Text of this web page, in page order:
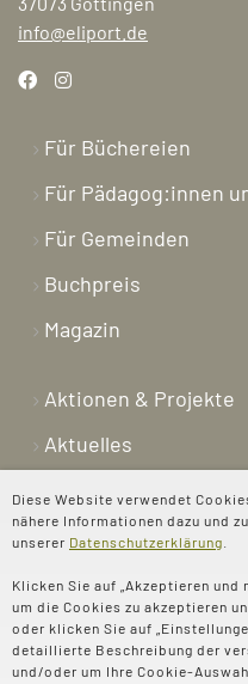
Diese Website verwendet
nähere Informationen dazu und
unserer Datenschutzerklärung
Klicken Sie auf „Akzeptieren
um die Cookies zu akzeptieren
oder klicken Sie auf
detaillierte Beschreibung der
und/oder um Ihre Cookie-
info@eliport.de
Für Büchereien
Für Pädagog:innen
Für Gemeinden
Buchpreis
Magazin
Aktionen & Projekte
Aktuelles
Newsletter
Shop
Kontakt
Über uns
Spenden